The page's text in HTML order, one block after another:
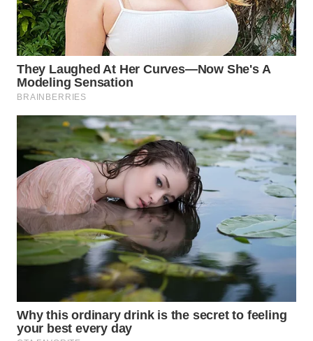
WN
KALTARA
WN
KALSEL
WN
KALTIM
WN
SULSEL
WN
GORONTALO
SULUT